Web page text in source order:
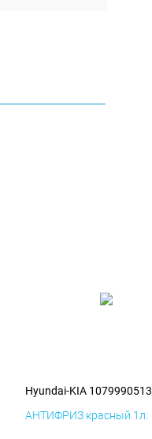
Hyundai-KIA 1079990513
АНТИФРИЗ красный 1л.